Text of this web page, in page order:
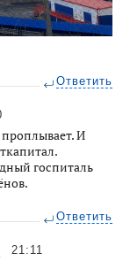
Ответить
И
госпиталь
Ответить
21:11